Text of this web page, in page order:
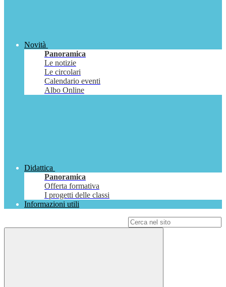
Novità
Panoramica
Le notizie
Le circolari
Calendario eventi
Albo Online
Didattica
Panoramica
Offerta formativa
I progetti delle classi
Informazioni utili